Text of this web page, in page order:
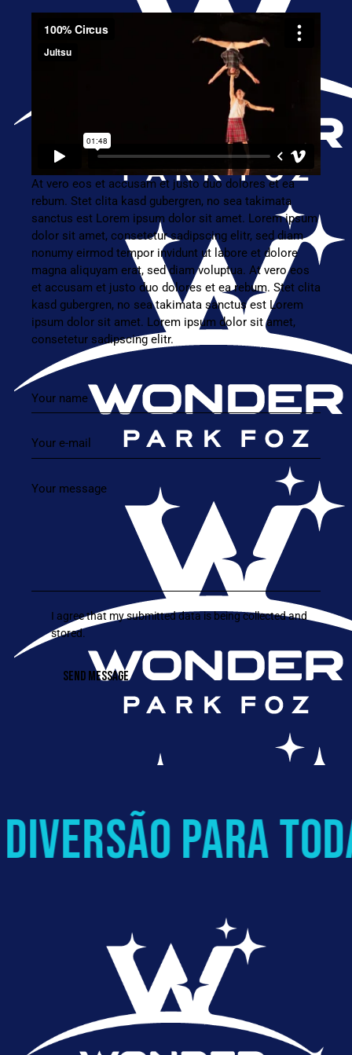
At vero eos et accusam et justo duo dolores et ea
rebum. Stet clita kasd gubergren, no sea takimata
sanctus est Lorem ipsum dolor sit amet. Lorem ipsum
dolor sit amet, consetetur sadipscing elitr, sed diam
nonumy eirmod tempor invidunt ut labore et dolore
magna aliquyam erat, sed diam voluptua. At vero eos
et accusam et justo duo dolores et ea rebum. Stet clita
kasd gubergren, no sea takimata sanctus est Lorem
ipsum dolor sit amet. Lorem ipsum dolor sit amet,
consetetur sadipscing elitr.
I agree that my submitted data is being collected and
stored.
SEND MESSAGE
para